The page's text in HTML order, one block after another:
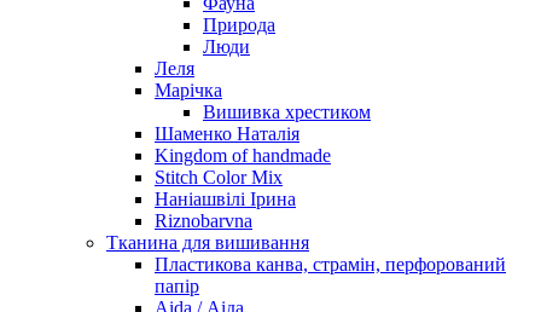
Природа
Люди
Леля
Марічка
Вишивка хрестиком
Шаменко Наталія
Kingdom of handmade
Stitch Color Mix
Наніашвілі Ірина
Riznobarvna
Тканина для вишивання
Пластикова канва, страмін, перфорований
папір
Aida / Аіда